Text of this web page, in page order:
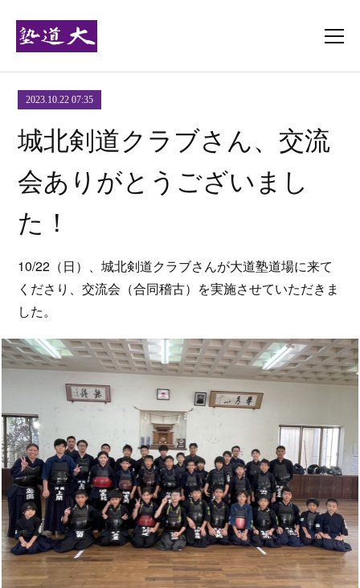
2023.10.22 07:35
城北剣道クラブさん、交流
会ありがとうございまし
た！
10/22（日）、城北剣道クラブさんが大道塾道場に来て
くださり、交流会（合同稽古）を実施させていただきま
した。